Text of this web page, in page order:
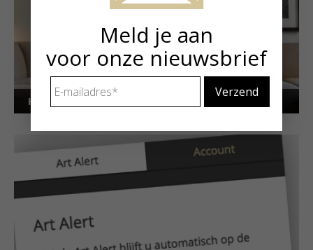
Kunstuitleen voor particulieren
Meld je aan
voor onze nieuwsbrief
mailadres *